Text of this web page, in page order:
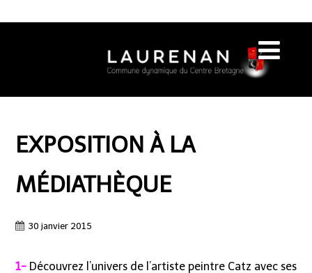
EXPOSITION À LA
MÉDIATHÈQUE
30 janvier 2015
1-Découvrez l’univers de l’artiste peintre Catz avec ses